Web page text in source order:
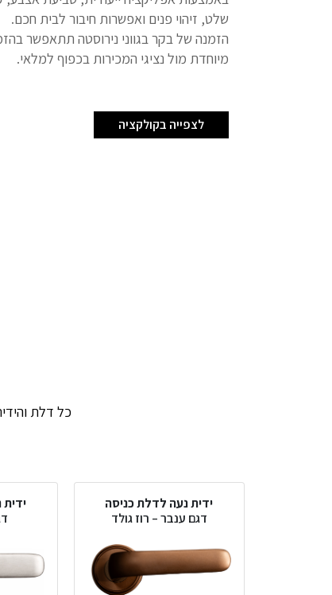
שלט, זיהוי פנים ואפשרות חיבור לבית חכם.
הזמנה של בקר בגווני נירוסטה תתאפשר
מיוחדת מול נציגי המכירות בכפוף למלאי.
לצפייה בקולקציה
כל דלת
ידית נעה לדלת כניסה
דגם ענבר – רוז גולד